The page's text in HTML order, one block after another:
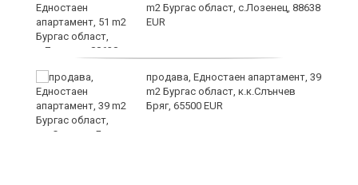
m2 Бургас област, с.Лозенец, 88638
EUR
продава, Едностаен апартамент, 39
m2 Бургас област, к.к.Слънчев
Бряг, 65500 EUR